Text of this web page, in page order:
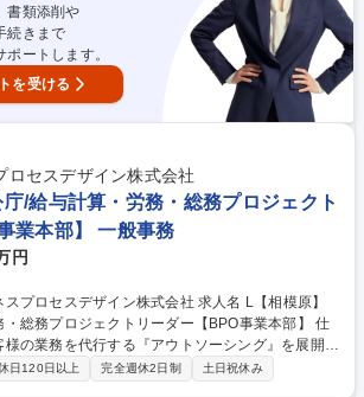
書類添削や
続きまで
ートします。
を受ける
ロセスデザイン株式会社
/給与計算・労務・総務プロジェクト
業本部】 一般事務
円
デザイン株式会社 求人名 L【相模原】
総務プロジェクトリーダー【BPO事業本部】 仕
の業務を代行する『アウトソーシング』を展開し
庁の事務業務をメインに受託しています。プロジ
日120日以上 完全週休2日制 土日祝休み